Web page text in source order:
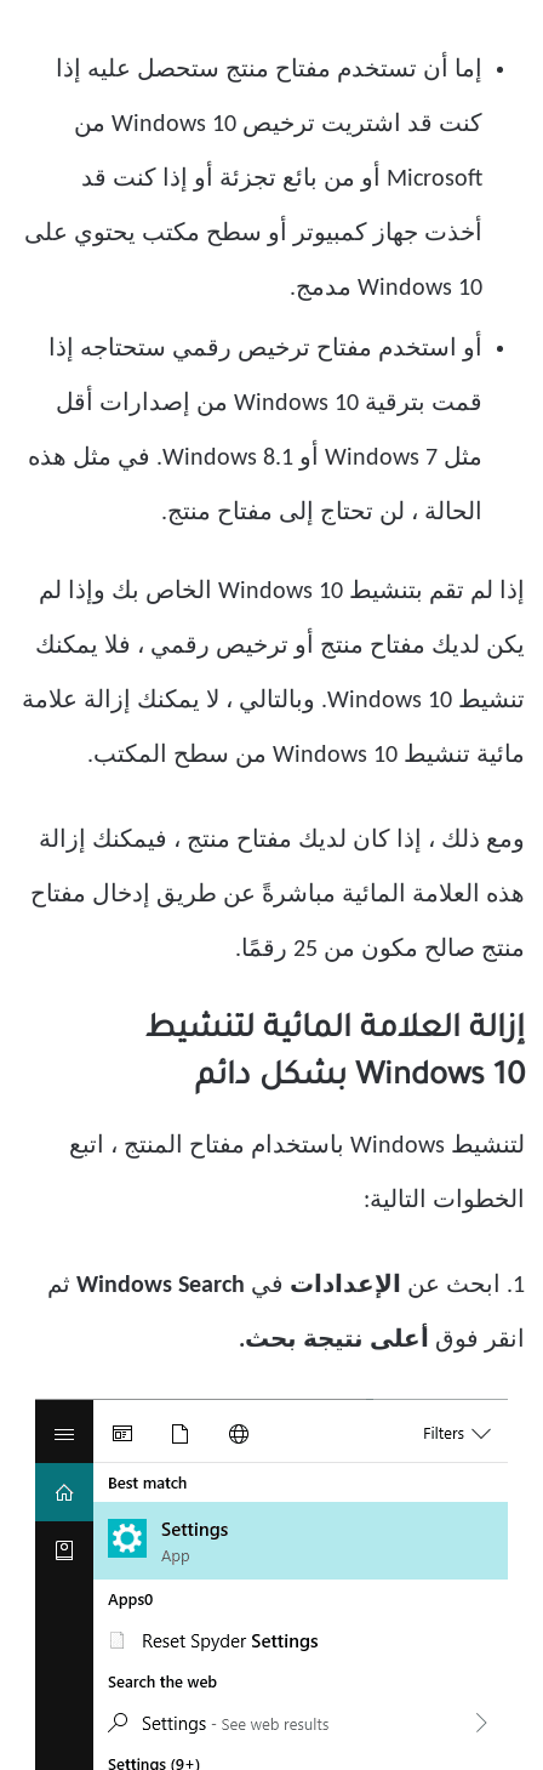
إما أن تستخدم مفتاح منتج ستحصل عليه إذا
كنت قد اشتريت ترخيص Windows 10 من
Microsoft أو من بائع تجزئة أو إذا كنت قد
أخذت جهاز كمبيوتر أو سطح مكتب يحتوي على
Windows 10 مدمج.
أو استخدم مفتاح ترخيص رقمي ستحتاجه إذا
قمت بترقية Windows 10 من إصدارات أقل
مثل Windows 7 أو Windows 8.1. في مثل هذه
الحالة ، لن تحتاج إلى مفتاح منتج.
إذا لم تقم بتنشيط Windows 10 الخاص بك وإذا لم
يكن لديك مفتاح منتج أو ترخيص رقمي ، فلا يمكنك
تنشيط Windows 10. وبالتالي ، لا يمكنك إزالة علامة
مائية تنشيط Windows 10 من سطح المكتب.
ومع ذلك ، إذا كان لديك مفتاح منتج ، فيمكنك إزالة
هذه العلامة المائية مباشرةً عن طريق إدخال مفتاح
منتج صالح مكون من 25 رقمًا.
إزالة العلامة المائية لتنشيط
Windows 10 بشكل دائم
لتنشيط Windows باستخدام مفتاح المنتج ، اتبع
الخطوات التالية:
1. ابحث عن الإعدادات في ثم
انقر فوق أعلى نتيجة بحث.